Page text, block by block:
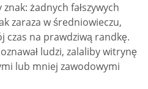
żadnych fałszywych
zaraza w średniowieczu,
czas na prawdziwą randkę.
ludzi, zalaliby witrynę
lub mniej zawodowymi